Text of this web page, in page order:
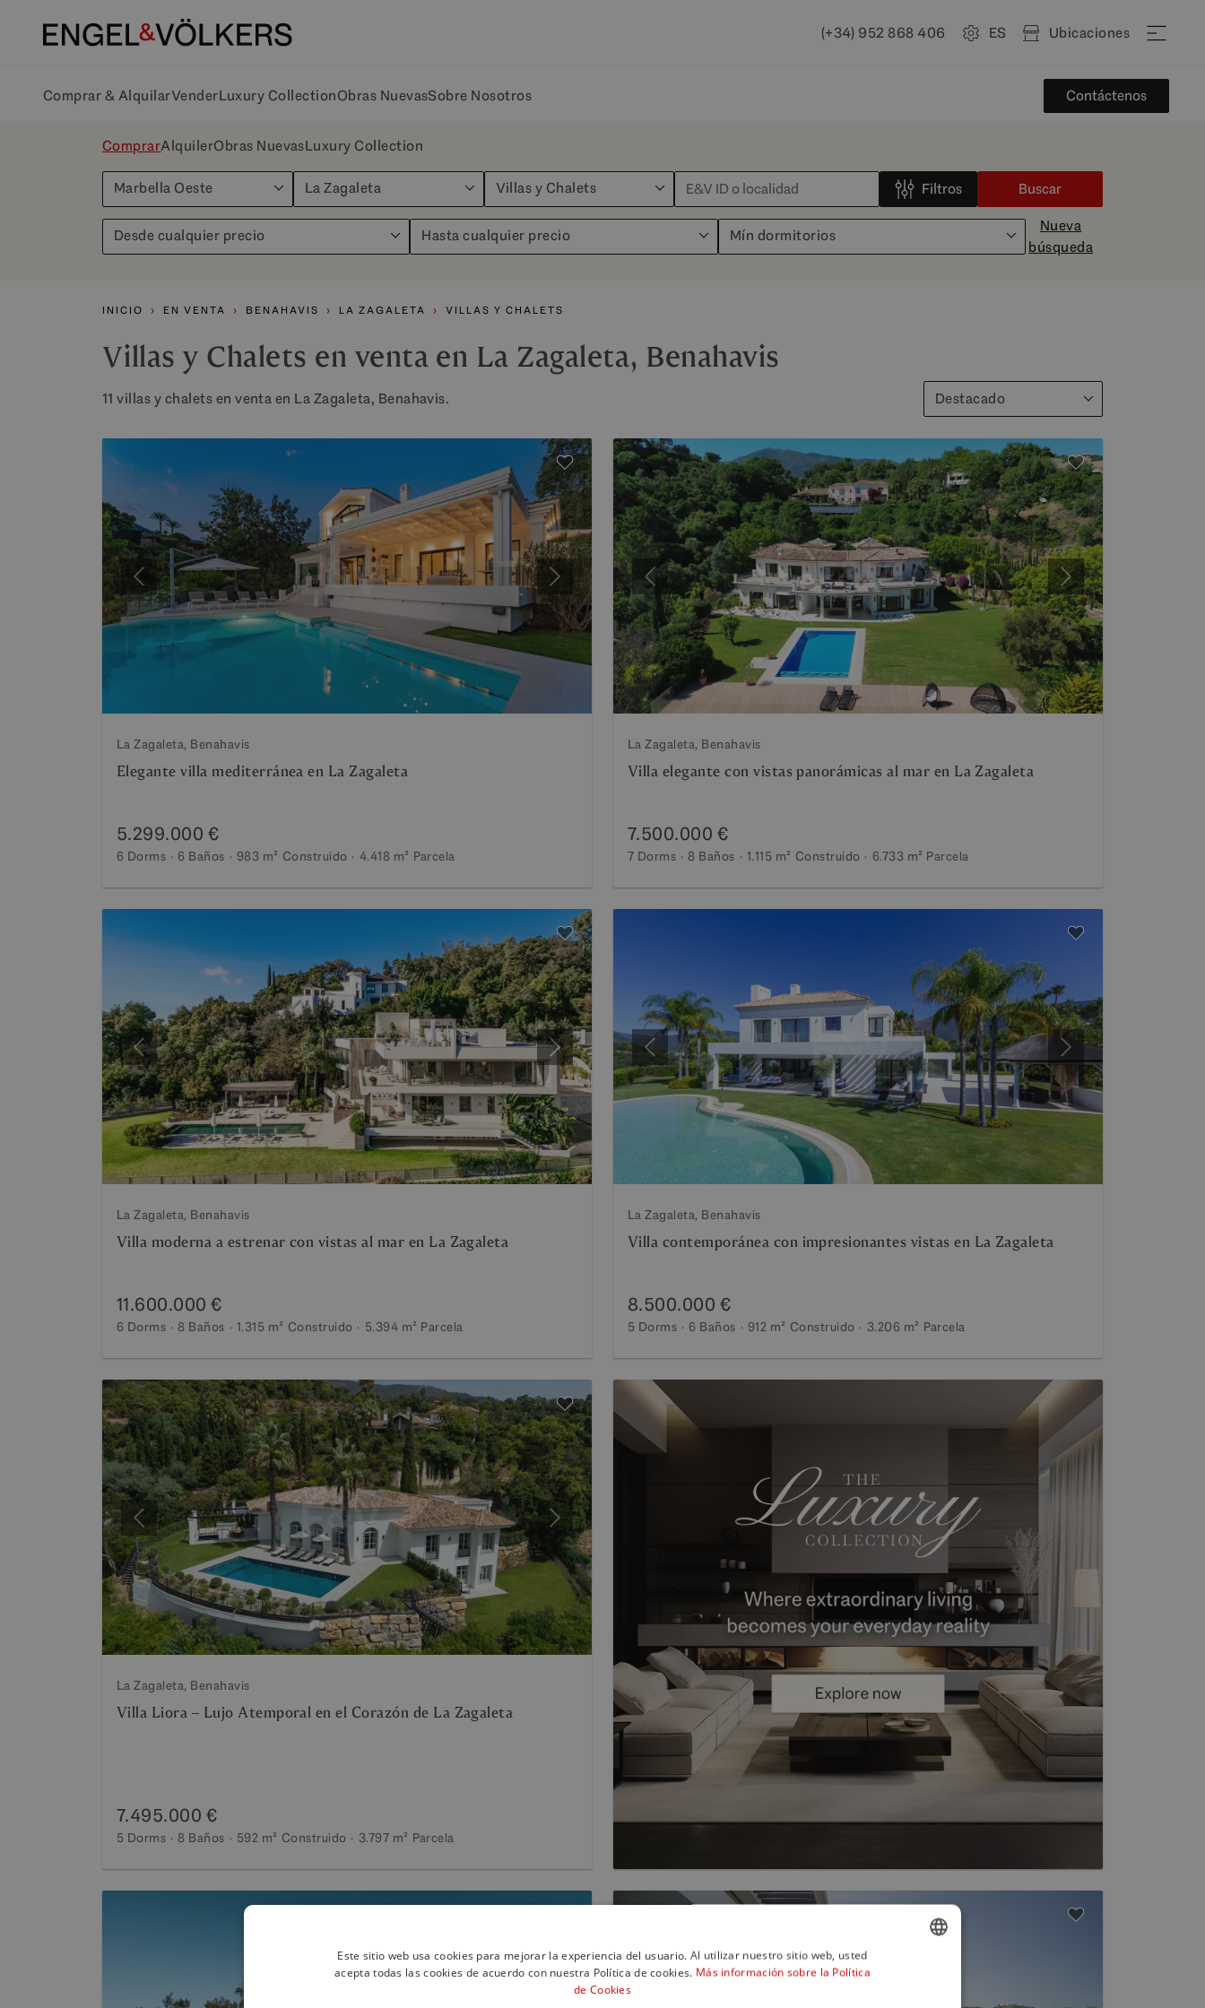
(+34) 952 868 406 ES Ubicaciones
Comprar & AlquilarVenderLuxury CollectionObras NuevasSobre Nosotros Contáctenos
ComprarAlquilerObras NuevasLuxury Collection
Marbella Oeste La Zagaleta Villas y Chalets Filtros Buscar
Desde cualquier precio Hasta cualquier precio Mín dormitorios
Nueva
búsqueda
INICIO EN VENTA BENAHAVIS LA ZAGALETA VILLAS Y CHALETS
Villas y Chalets en venta en La Zagaleta, Benahavis
11 villas y chalets en venta en La Zagaleta, Benahavis. Destacado
Anterior Siguiente
La Zagaleta, Benahavis
Elegante villa mediterránea en La Zagaleta
5.299.000 €
6 Dorms 6 Baños 983 m² Construido 4.418 m² Parcela
Anterior Siguiente
La Zagaleta, Benahavis
Villa elegante con vistas panorámicas al mar en La Zagaleta
7.500.000 €
7 Dorms 8 Baños 1.115 m² Construido 6.733 m² Parcela
Anterior Siguiente
La Zagaleta, Benahavis
Villa moderna a estrenar con vistas al mar en La Zagaleta
11.600.000 €
6 Dorms 8 Baños 1.315 m² Construido 5.394 m² Parcela
Anterior Siguiente
La Zagaleta, Benahavis
Villa contemporánea con impresionantes vistas en La Zagaleta
8.500.000 €
5 Dorms 6 Baños 912 m² Construido 3.206 m² Parcela
Anterior Siguiente
La Zagaleta, Benahavis
Villa Liora – Lujo Atemporal en el Corazón de La Zagaleta
7.495.000 €
5 Dorms 8 Baños 592 m² Construido 3.797 m² Parcela
Este sitio web usa cookies para mejorar la experiencia del usuario. Al utilizar nuestro sitio web, usted
acepta todas las cookies de acuerdo con nuestra Política de cookies. Más información sobre la Política
de Cookies